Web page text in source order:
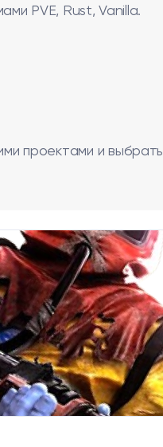
PVE, Rust, Vanilla.
проектами и выбрать